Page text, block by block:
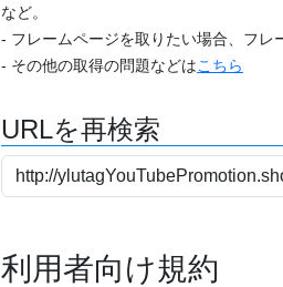
など。
- フレームページを取りたい場合、フ
- その他の取得の問題などはこちら
URLを再検索
利用者向け規約